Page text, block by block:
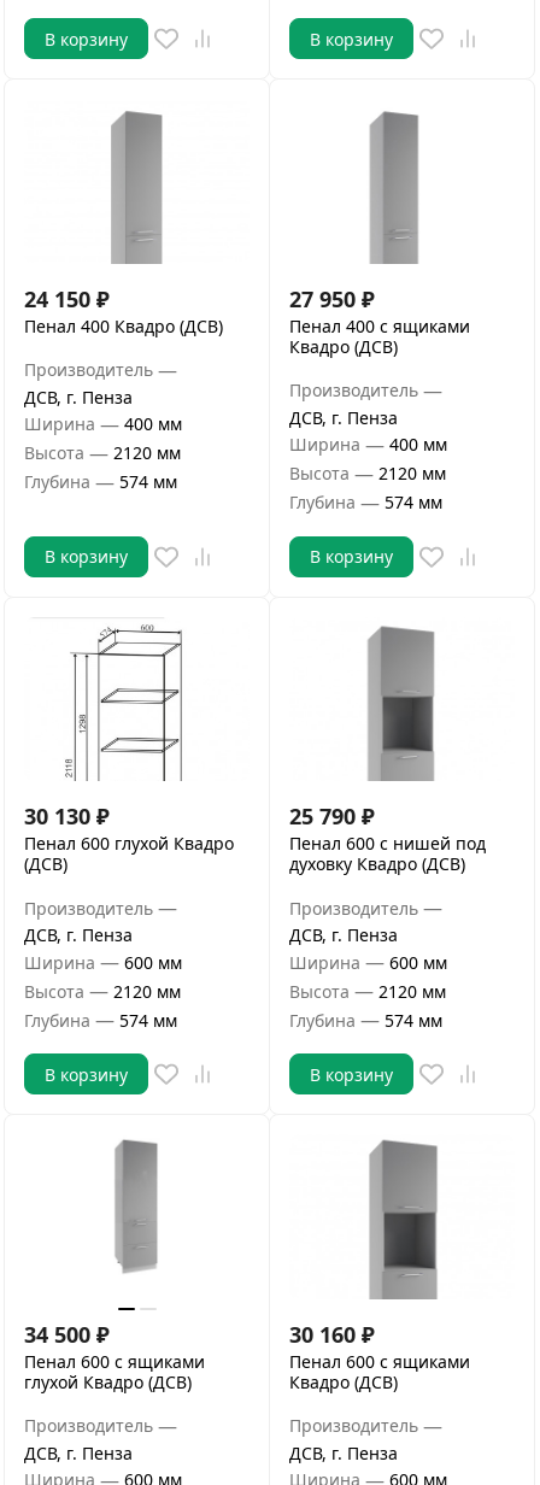
В корзину В корзину
24 150 ₽
Пенал 400 Квадро (ДСВ)
Производитель —
ДСВ, г. Пенза
Ширина — 400 мм
Высота — 2120 мм
Глубина — 574 мм
В корзину
27 950 ₽
Пенал 400 с ящиками
Квадро (ДСВ)
Производитель —
ДСВ, г. Пенза
Ширина — 400 мм
Высота — 2120 мм
Глубина — 574 мм
В корзину
30 130 ₽
Пенал 600 глухой Квадро
(ДСВ)
Производитель —
ДСВ, г. Пенза
Ширина — 600 мм
Высота — 2120 мм
Глубина — 574 мм
В корзину
25 790 ₽
Пенал 600 с нишей под
духовку Квадро (ДСВ)
Производитель —
ДСВ, г. Пенза
Ширина — 600 мм
Высота — 2120 мм
Глубина — 574 мм
В корзину
34 500 ₽
Пенал 600 с ящиками
глухой Квадро (ДСВ)
Производитель —
ДСВ, г. Пенза
Ширина
600 мм
30 160 ₽
Пенал 600 с ящиками
Квадро (ДСВ)
Производитель —
ДСВ, г. Пенза
Ширина
600 мм